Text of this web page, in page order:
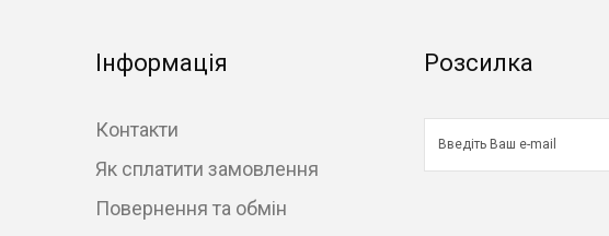
Інформація
Контакти
Як сплатити замовлення
Повернення та обмін
Розсилка